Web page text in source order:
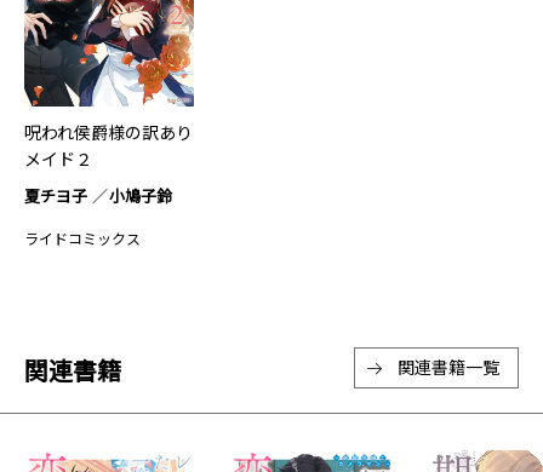
呪われ侯爵様の訳あり
メイド２
夏チヨ子 小鳩子鈴
ライドコミックス
関連書籍 関連書籍一覧